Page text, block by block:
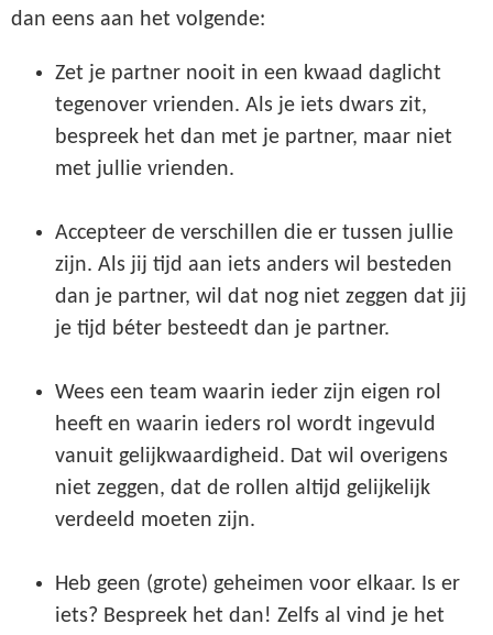
dan eens aan het volgende:
Zet je partner nooit in een kwaad daglicht
tegenover vrienden. Als je iets dwars zit,
bespreek het dan met je partner, maar niet
met jullie vrienden.
Accepteer de verschillen die er tussen jullie
zijn. Als jij tijd aan iets anders wil besteden
dan je partner, wil dat nog niet zeggen dat jij
je tijd béter besteedt dan je partner.
Wees een team waarin ieder zijn eigen rol
heeft en waarin ieders rol wordt ingevuld
vanuit gelijkwaardigheid. Dat wil overigens
niet zeggen, dat de rollen altijd gelijkelijk
verdeeld moeten zijn.
Heb geen (grote) geheimen voor elkaar. Is er
iets? Bespreek het dan! Zelfs al vind je het